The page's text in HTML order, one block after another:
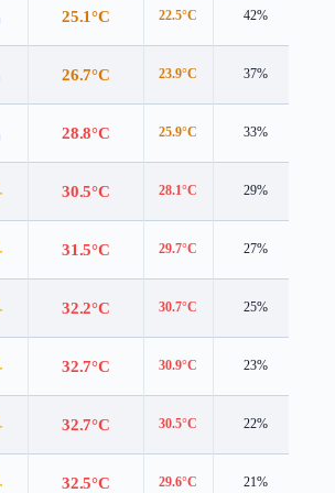
25.1°C 22.5°C 42%
26.7°C 23.9°C 37%
28.8°C 25.9°C 33%
30.5°C 28.1°C 29%
31.5°C 29.7°C 27%
32.2°C 30.7°C 25%
32.7°C 30.9°C 23%
32.7°C 30.5°C 22%
32.5°C 29.6°C 21%